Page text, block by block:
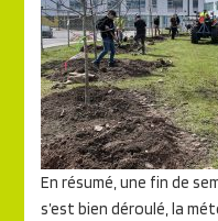
En résumé, une fin de
s’est bien déroulé, la